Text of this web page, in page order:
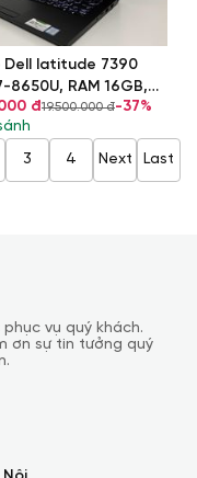
Dell latitude 7390
8650U, RAM 16GB,
VGA Intel UHD
620, Màn 13,3 inch
đ19.500.000 đ-37%
3 4 Next Last
vụ quý khách.
ơn sự tin tưởng quý